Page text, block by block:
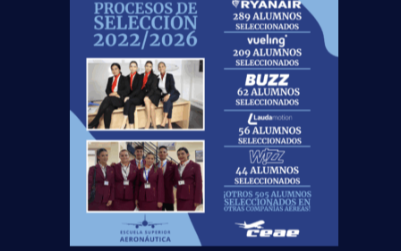
¡Consigue eltítulo oficial TCPytrabaja
!
Noticias Relacionadas
Mapa de la aviación global 2025: las rutas más
transitadas y los países con más pasajeros
Leer más